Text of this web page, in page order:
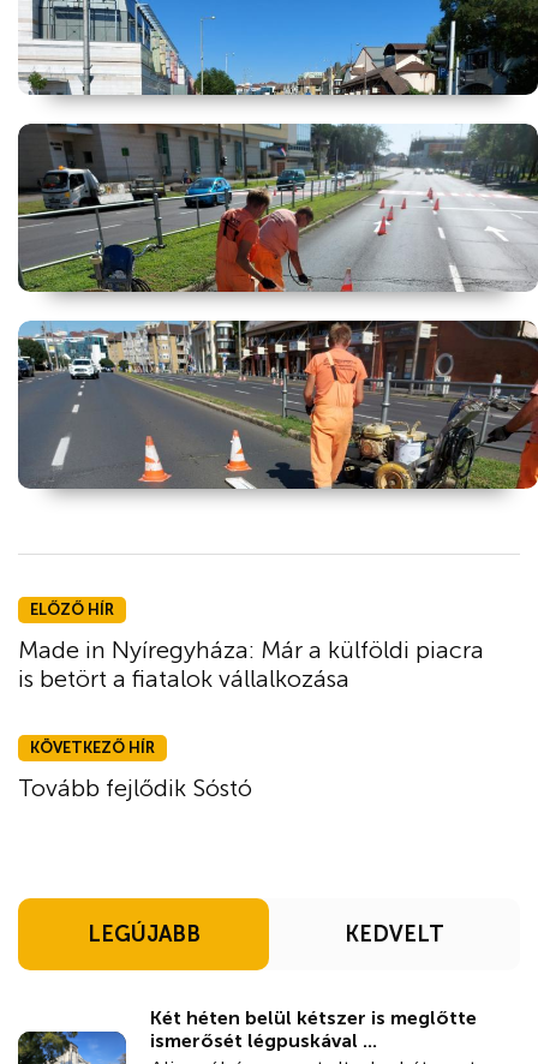
ELŐZŐ HÍR
Made in Nyíregyháza: Már a külföldi piacra
is betört a fiatalok vállalkozása
KÖVETKEZŐ HÍR
Tovább fejlődik Sóstó
LEGÚJABB KEDVELT
Két héten belül kétszer is meglőtte
ismerősét légpuskával ...